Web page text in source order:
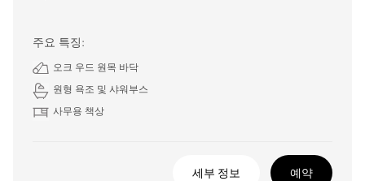
주요 특징:
오크 우드 원목 바닥
원형 욕조 및 샤워부스
사무용 책상
세부 정보 예약